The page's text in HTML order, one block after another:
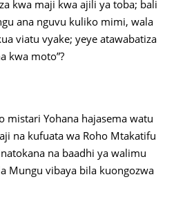
kwa maji kwa ajili ya toba; bali
ana nguvu kuliko mimi, wala
viatu vyake; yeye atawabatiza
kwa moto”?
mistari Yohana hajasema watu
na kufuata wa Roho Mtakatifu
na baadhi ya walimu
Mungu vibaya bila kuongozwa